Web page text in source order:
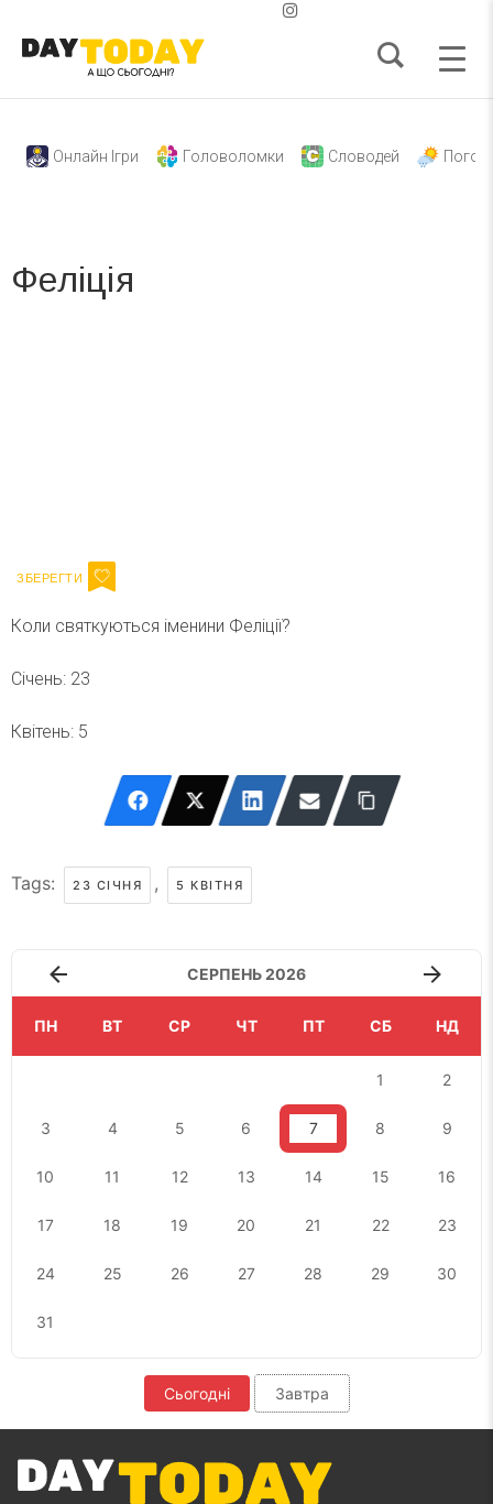
Онлайн Ігри Головоломки Словодей
Феліція
Коли святкуються іменини Феліції?
Січень: 23
Квітень: 5
Tags: 23 СІЧНЯ , 5 КВІТНЯ
СЕРПЕНЬ 2026
ПН ВТ СР ЧТ ПТ СБ НД
1 2
3 4 5 6 7 8 9
10 11 12 13 14 15 16
17 18 19 20 21 22 23
24 25 26 27 28 29 30
31
Сьогодні Завтра